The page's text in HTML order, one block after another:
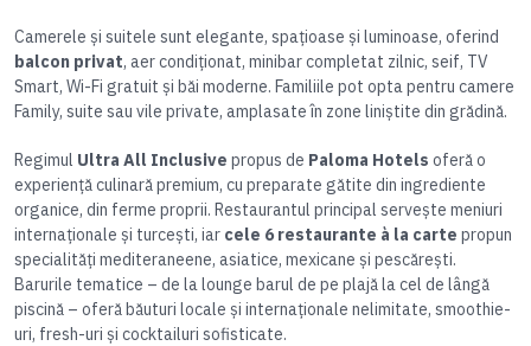
Camerele și suitele sunt elegante, spațioase și luminoase, oferind
balcon privat, aer condiționat, minibar completat zilnic, seif, TV
Smart, Wi-Fi gratuit și băi moderne. Familiile pot opta pentru camere
Family, suite sau vile private, amplasate în zone liniștite din grădină.
Regimul Ultra All Inclusive propus de Paloma Hotels oferă o
experiență culinară premium, cu preparate gătite din ingrediente
organice, din ferme proprii. Restaurantul principal servește meniuri
internaționale și turcești, iar cele 6 restaurante à la carte propun
specialități mediteraneene, asiatice, mexicane și pescărești.
Barurile tematice – de la lounge barul de pe plajă la cel de lângă
piscină – oferă băuturi locale și internaționale nelimitate, smoothie-
uri, fresh-uri și cocktailuri sofisticate.